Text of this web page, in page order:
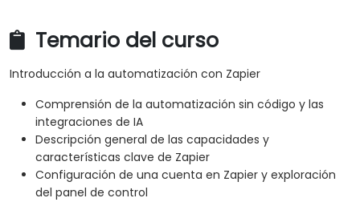
Temario del curso
Introducción a la automatización con Zapier
Comprensión de la automatización sin código y las
integraciones de IA
Descripción general de las capacidades y
características clave de Zapier
Configuración de una cuenta en Zapier y exploración
del panel de control